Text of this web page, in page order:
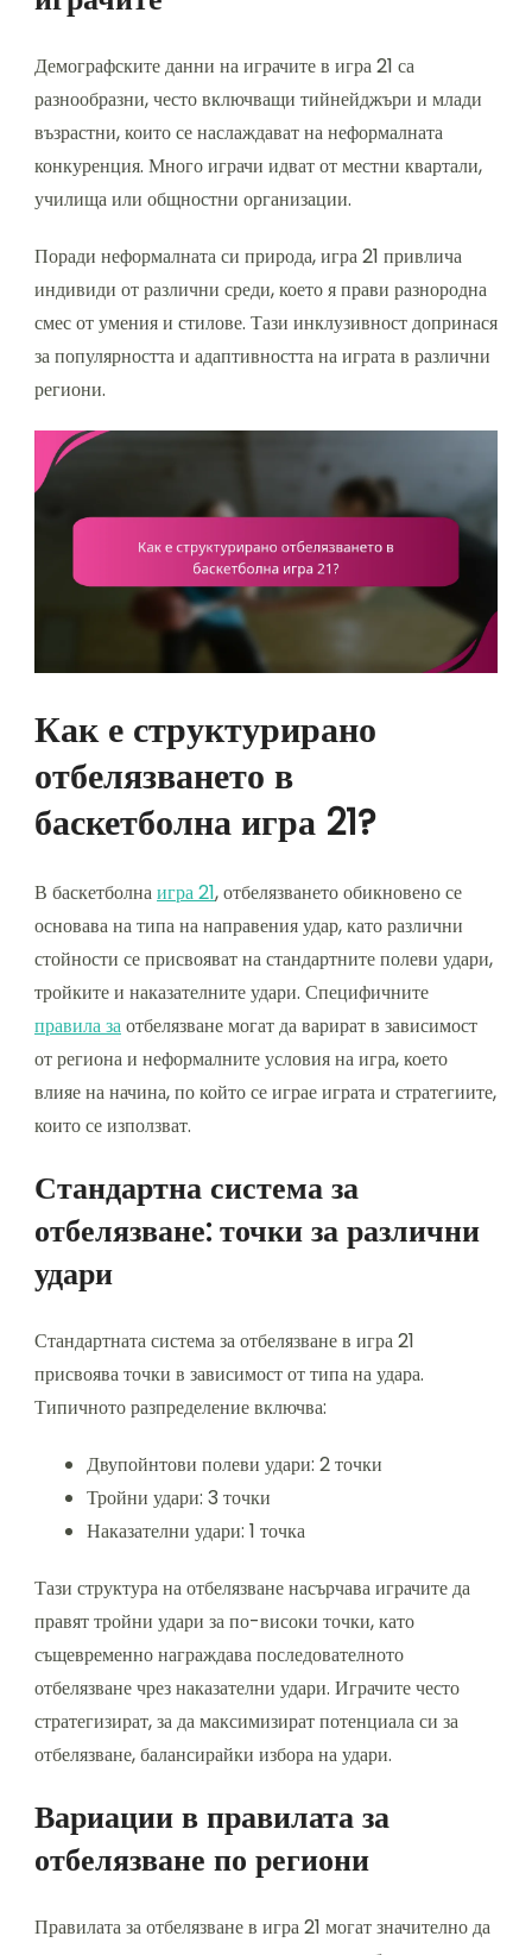
Демографските данни на играчите в игра 21 са
разнообразни, често включващи тийнейджъри и млади
възрастни, които се наслаждават на неформалната
конкуренция. Много играчи идват от местни квартали,
училища или общностни организации.
Поради неформалната си природа, игра 21 привлича
индивиди от различни среди, което я прави разнородна
смес от умения и стилове. Тази инклузивност допринася
за популярността и адаптивността на играта в различни
региони.
Как е структурирано
отбелязването в
баскетболна игра 21?
В баскетболнаигра 21, отбелязването обикновено се
основава на типа на направения удар, като различни
стойности се присвояват на стандартните полеви удари,
тройките и наказателните удари. Специфичните
правила заотбелязване могат да варират в зависимост
от региона и неформалните условия на игра, което
влияе на начина, по който се играе играта и стратегиите,
които се използват.
Стандартна система за
отбелязване: точки за различни
удари
Стандартната система за отбелязване в игра 21
присвоява точки в зависимост от типа на удара.
Типичното разпределение включва:
Двупойнтови полеви удари: 2 точки
Тройни удари: 3 точки
Наказателни удари: 1 точка
Тази структура на отбелязване насърчава играчите да
правят тройни удари за по-високи точки, като
същевременно награждава последователното
отбелязване чрез наказателни удари. Играчите често
стратегизират, за да максимизират потенциала си за
отбелязване, балансирайки избора на удари.
Вариации в правилата за
отбелязване по региони
Правилата за отбелязване в игра 21 могат значително да